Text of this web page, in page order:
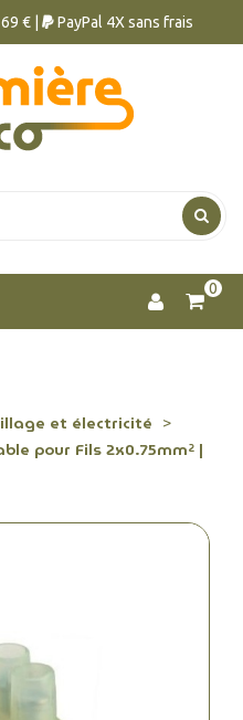
€ | PayPal 4X sans frais
0
et électricité
pour Fils 2x0.75mm² |